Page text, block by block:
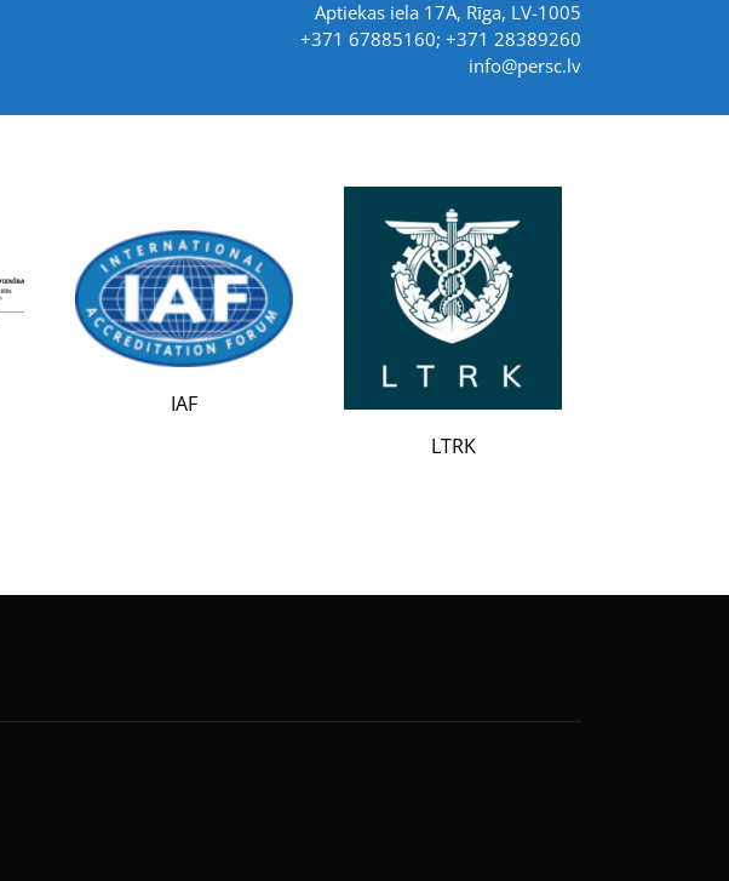
Aptiekas iela 17A, Rīga, LV-1005
+371 67885160; +371 28389260
info@persc.lv
LATAK